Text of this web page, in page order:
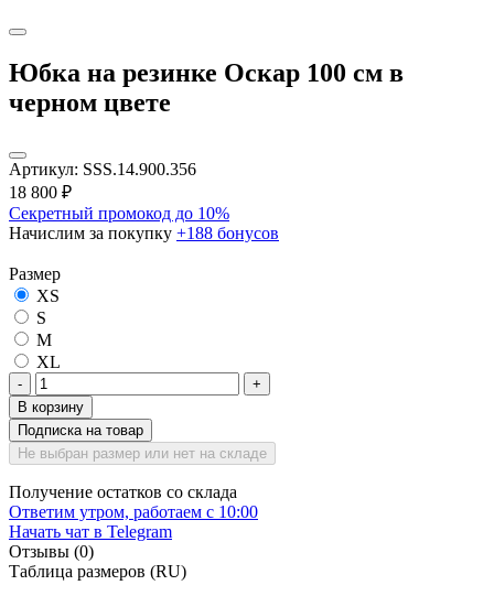
Юбка на резинке Оскар 100 см в
черном цвете
Артикул: SSS.14.900.356
18 800 ₽
Секретный промокод до 10%
Начислим за покупку +188 бонусов
Размер
XS
S
M
XL
-
+
В корзину
Подписка на товар
Не выбран размер или нет на складе
Получение остатков со склада
Ответим утром, работаем с 10:00
Начать чат в Telegram
Отзывы (0)
Таблица размеров (RU)